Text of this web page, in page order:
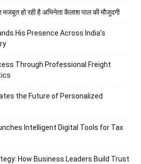
मजबूत हो रही है अभिनेता कैलाश पाल की मौजूदगी
His Presence Across India’s
Through Professional Freight
the Future of Personalized
Intelligent Digital Tools for Tax
How Business Leaders Build Trust